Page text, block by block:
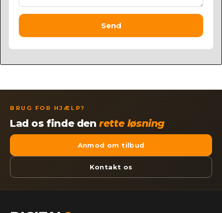
Send
BRUG FOR HJÆLP?
Lad os finde denrette løsning
Anmod om tilbud
Kontakt os